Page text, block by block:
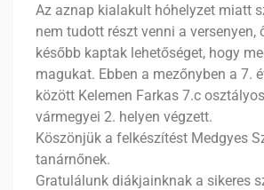
Az aznap kialakult hóhelyzet miatt
nem tudott részt venni a versenyen,
később kaptak lehetőséget, hogy
magukat. Ebben a mezőnyben a 7.
között Kelemen Farkas 7.c
vármegyei 2. helyen végzett.
Köszönjük a felkészítést Medgyes
tanárnőnek.
Gratulálunk diákjainknak a sikeres